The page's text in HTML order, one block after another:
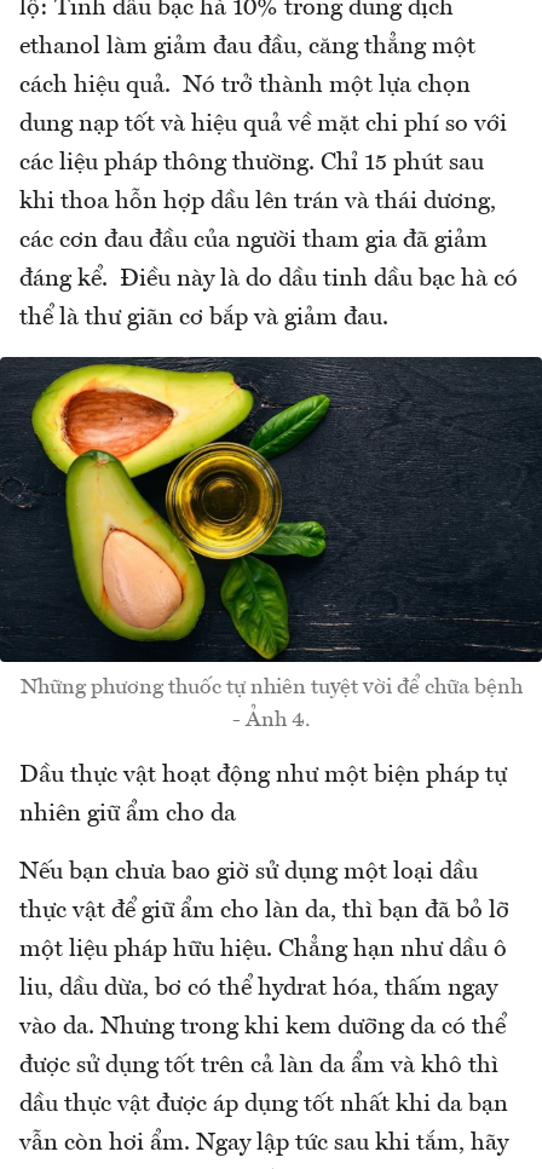
lộ: Tinh dầu bạc hà 10% trong dung dịch
ethanol làm giảm đau đầu, căng thẳng một
cách hiệu quả. Nó trở thành một lựa chọn
dung nạp tốt và hiệu quả về mặt chi phí so với
các liệu pháp thông thường. Chỉ 15 phút sau
khi thoa hỗn hợp dầu lên trán và thái dương,
các cơn đau đầu của người tham gia đã giảm
đáng kể. Điều này là do dầu tinh dầu bạc hà có
thể là thư giãn cơ bắp và giảm đau.
Những phương thuốc tự nhiên tuyệt vời để chữa bệnh
- Ảnh 4.
Dầu thực vật hoạt động như một biện pháp tự
nhiên giữ ẩm cho da
Nếu bạn chưa bao giờ sử dụng một loại dầu
thực vật để giữ ẩm cho làn da, thì bạn đã bỏ lỡ
một liệu pháp hữu hiệu. Chẳng hạn như dầu ô
liu, dầu dừa, bơ có thể hydrat hóa, thấm ngay
vào da. Nhưng trong khi kem dưỡng da có thể
được sử dụng tốt trên cả làn da ẩm và khô thì
dầu thực vật được áp dụng tốt nhất khi da bạn
vẫn còn hơi ẩm. Ngay lập tức sau khi tắm, hãy